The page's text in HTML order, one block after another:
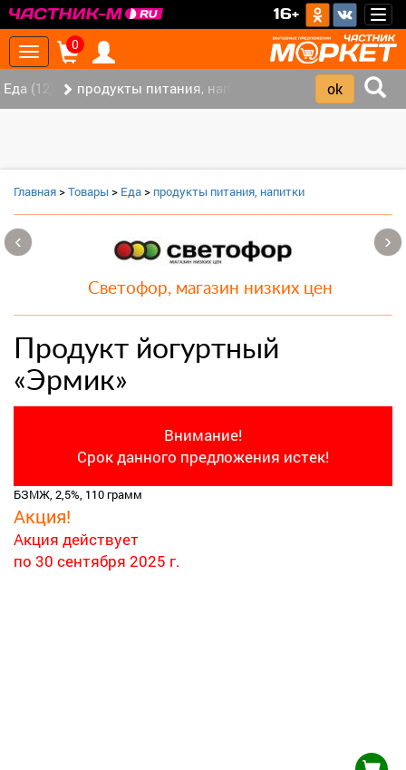
16+
Toggle
navigation
0
Еда (12) продукты питания, напитки (7)
Главная>Товары > Еда> продукты питания, напитки
Светофор, магазин низких цен
Продукт йогуртный
«Эрмик»
Внимание!
Срок данного предложения истек!
БЗМЖ, 2,5%, 110 грамм
Акция!
Акция действует
по 30 сентября 2025 г.
‹ ›